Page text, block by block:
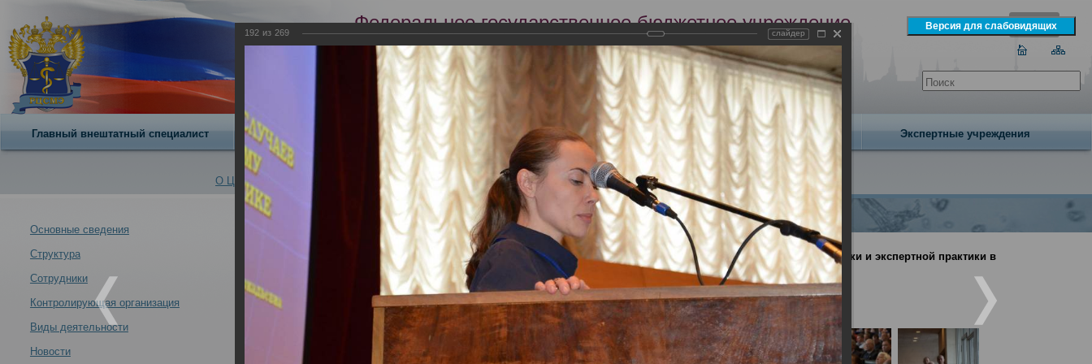
Федеральное государственное бюджетное учреждение
Российский центр судебно-медицинской экспертизы
Минздрава России
Сегодня 7 августа 2026 года
Главный внештатный специалист О центре Научная деятельность Экспертиза Образование Издательство Экспертные учреждения
О Центре -
VII Всероссийский съезд судебных медиков "Задачи
Основные сведения
Структура
Сотрудники
Контролирующая организация
Виды деятельности
Новости
Альбомы
VII Всероссийский съезд судебных медиков "Задачи и пути совершенствования судебно-медицинской науки и экспертной практики в
современных условиях"
21.10.2013
Москва 21-24 октября 2013 года
192 из 269 слайдер